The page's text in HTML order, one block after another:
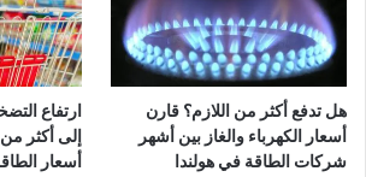
هل تدفع أكثر من اللازم؟ قارن
أسعار الكهرباء والغاز بين أشهر
شركات الطاقة في هولندا
ارتفاع
أسعار